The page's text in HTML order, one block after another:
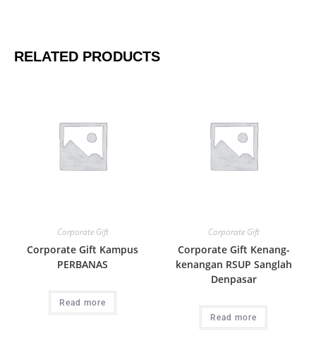
RELATED PRODUCTS
Corporate Gift
Corporate Gift Kampus
PERBANAS
Read more
Corporate Gift
Corporate Gift Kenang-
kenangan RSUP Sanglah
Denpasar
Read more